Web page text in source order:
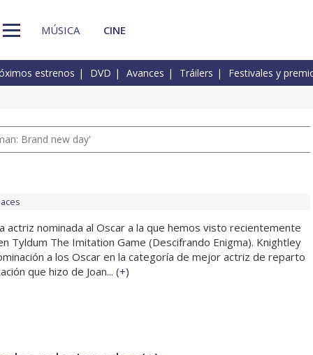
MÚSICA CINE
estrenos DVD Avances Tráilers Festivales y
Brand new day'
actriz nominada al Oscar a la que hemos visto recientemente
Tyldum The Imitation Game (Descifrando Enigma). Knightley
a los Oscar en la categoría de mejor actriz de reparto
que hizo de Joan... (+)